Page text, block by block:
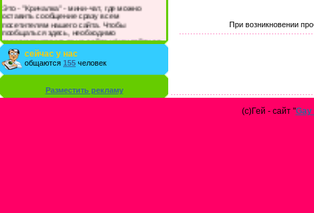
Это - "Кричалка" - мини-чат, где можно
оставить сообщение сразу всем
посетителям нашего сайта. Чтобы
пообщаться здесь, необходимо
зарегистрироваться на сайте и/или войти со
своими логином и паролем.
сейчас у нас
общаются 155 человек
Разместить рекламу
При возникновении
(с)Гей - сайт "Gay